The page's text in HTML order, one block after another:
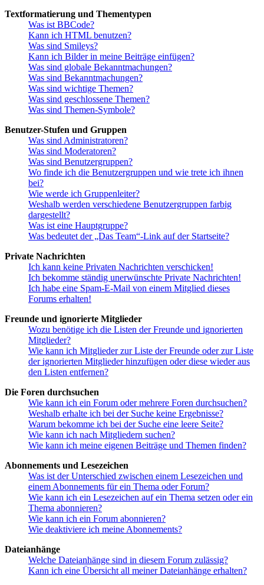
Textformatierung und Thementypen
Was ist BBCode?
Kann ich HTML benutzen?
Was sind Smileys?
Kann ich Bilder in meine Beiträge einfügen?
Was sind globale Bekanntmachungen?
Was sind Bekanntmachungen?
Was sind wichtige Themen?
Was sind geschlossene Themen?
Was sind Themen-Symbole?
Benutzer-Stufen und Gruppen
Was sind Administratoren?
Was sind Moderatoren?
Was sind Benutzergruppen?
Wo finde ich die Benutzergruppen und wie trete ich ihnen
bei?
Wie werde ich Gruppenleiter?
Weshalb werden verschiedene Benutzergruppen farbig
dargestellt?
Was ist eine Hauptgruppe?
Was bedeutet der „Das Team“-Link auf der Startseite?
Private Nachrichten
Ich kann keine Privaten Nachrichten verschicken!
Ich bekomme ständig unerwünschte Private Nachrichten!
Ich habe eine Spam-E-Mail von einem Mitglied dieses
Forums erhalten!
Freunde und ignorierte Mitglieder
Wozu benötige ich die Listen der Freunde und ignorierten
Mitglieder?
Wie kann ich Mitglieder zur Liste der Freunde oder zur Liste
der ignorierten Mitglieder hinzufügen oder diese wieder aus
den Listen entfernen?
Die Foren durchsuchen
Wie kann ich ein Forum oder mehrere Foren durchsuchen?
Weshalb erhalte ich bei der Suche keine Ergebnisse?
Warum bekomme ich bei der Suche eine leere Seite?
Wie kann ich nach Mitgliedern suchen?
Wie kann ich meine eigenen Beiträge und Themen finden?
Abonnements und Lesezeichen
Was ist der Unterschied zwischen einem Lesezeichen und
einem Abonnements für ein Thema oder Forum?
Wie kann ich ein Lesezeichen auf ein Thema setzen oder ein
Thema abonnieren?
Wie kann ich ein Forum abonnieren?
Wie deaktiviere ich meine Abonnements?
Dateianhänge
Welche Dateianhänge sind in diesem Forum zulässig?
Kann ich eine Übersicht all meiner Dateianhänge erhalten?